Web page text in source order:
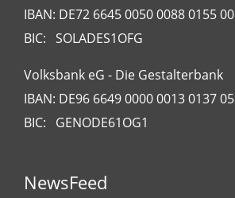
IBAN: DE72 6645 0050 0088 0155 00
BIC: SOLADES1OFG
Volksbank eG - Die Gestalterbank
IBAN: DE96 6649 0000 0013 0137 05
BIC: GENODE61OG1
NewsFeed